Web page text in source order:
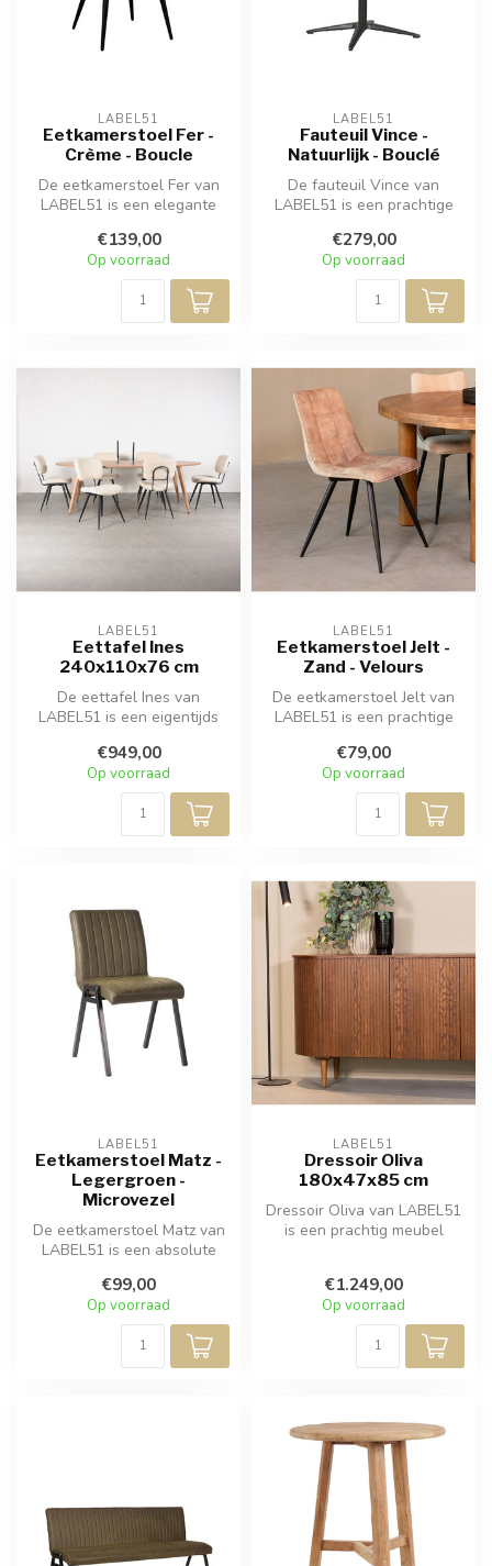
LABEL51
Eetkamerstoel Fer -
Crème - Boucle
De eetkamerstoel Fer van
LABEL51 is een elegante
bouclé, w...
€139,00
Op voorraad
LABEL51
Fauteuil Vince -
Natuurlijk - Bouclé
De fauteuil Vince van
LABEL51 is een prachtige
bekleed ...
€279,00
Op voorraad
LABEL51
Eettafel Ines
240x110x76 cm
De eettafel Ines van
LABEL51 is een eigentijds
natuur...
€949,00
Op voorraad
LABEL51
Eetkamerstoel Jelt -
Zand - Velours
De eetkamerstoel Jelt van
LABEL51 is een prachtige
w...
€79,00
Op voorraad
LABEL51
Eetkamerstoel Matz -
Legergroen -
Microvezel
De eetkamerstoel Matz van
LABEL51 is een absolute
Matz...
€99,00
Op voorraad
LABEL51
Dressoir Oliva
180x47x85 cm
Dressoir Oliva van LABEL51
is een prachtig meubel
€1.249,00
Op voorraad